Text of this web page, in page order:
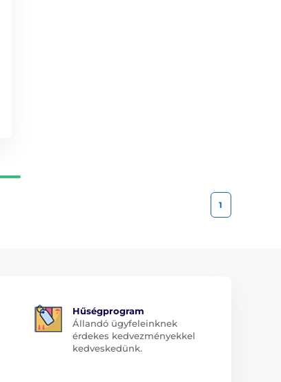
1
Hűségprogram
Állandó ügyfeleinknek
érdekes kedvezményekkel
kedveskedünk.